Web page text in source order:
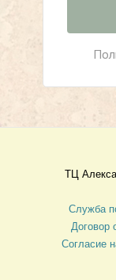
ТЦ
Служба
Договор
Согласие